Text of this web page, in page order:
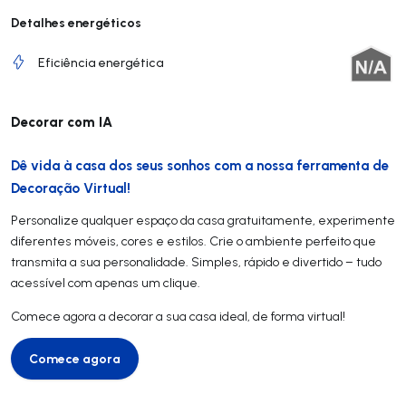
Detalhes energéticos
Eficiência energética
Decorar com IA
Dê vida à casa dos seus sonhos com a nossa ferramenta de
Decoração Virtual!
Personalize qualquer espaço da casa gratuitamente, experimente
diferentes móveis, cores e estilos. Crie o ambiente perfeito que
transmita a sua personalidade. Simples, rápido e divertido – tudo
acessível com apenas um clique.
Comece agora a decorar a sua casa ideal, de forma virtual!
Comece agora
Comece agora